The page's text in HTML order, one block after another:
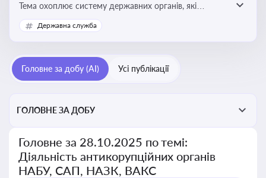
Тема охоплює систему державних органів, які
здійснюють запобігання, виявлення та розслідування
корупційних правопорушень, що є ключовим
у державному управлінні та бізнесі
Державна служба
Головне за добу (AI) Усі публікації
ГОЛОВНЕ ЗА ДОБУ
Головне за 28.10.2025 по темі:
Діяльність антикорупційних органів
НАБУ, САП, НАЗК, ВАКС